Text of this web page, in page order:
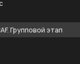
Групповой этап